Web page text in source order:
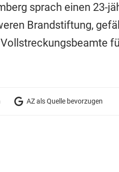
sprach einen 23-
Brandstiftung,
AZ als Quelle bevorzugen